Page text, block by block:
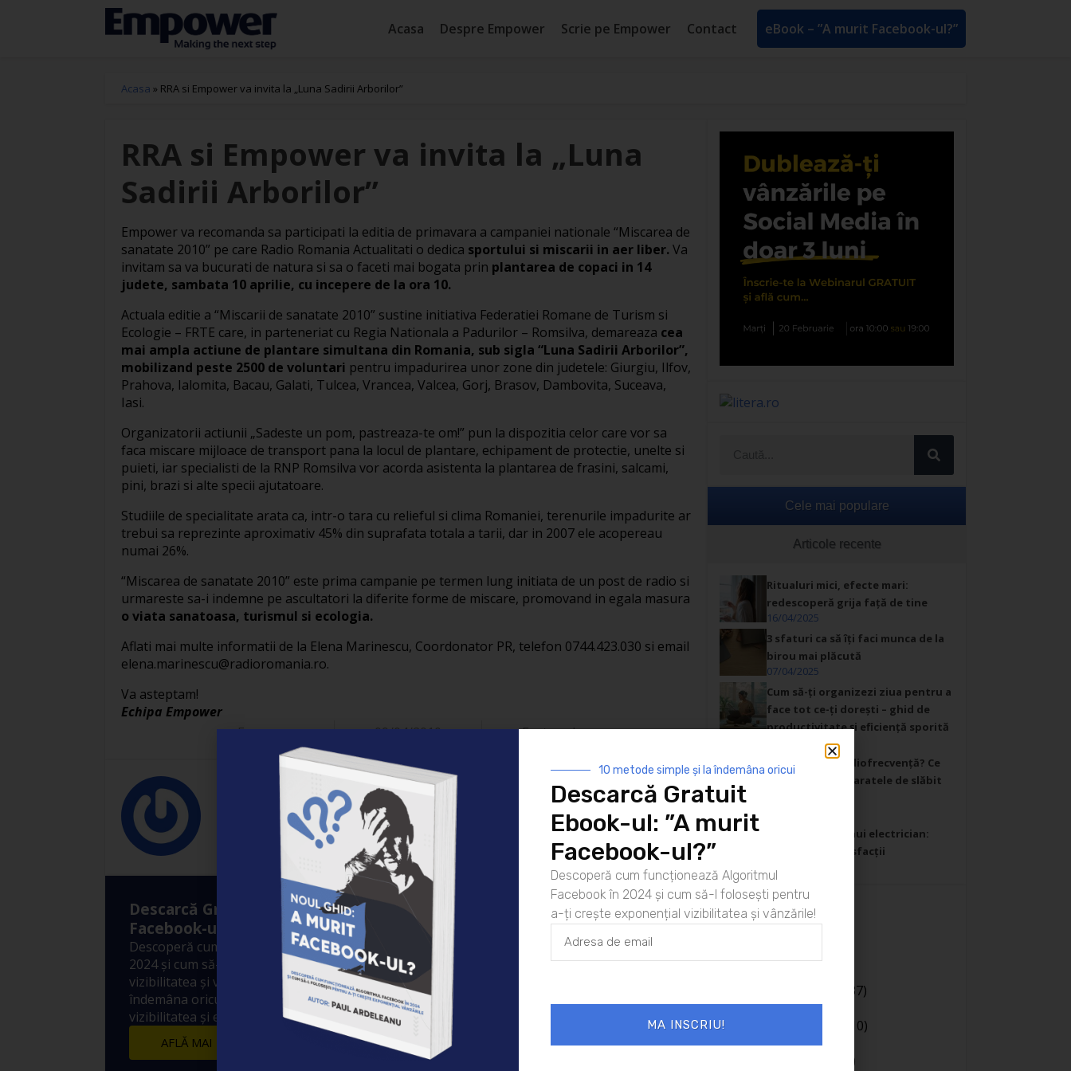
Acasa Despre Empower Scrie pe Empower Contact eBook – ”A murit Facebook-ul?”
Acasa » RRA si Empower va invita la „Luna Sadirii Arborilor”
RRA si Empower va invita la „Luna
Sadirii Arborilor”
Empower va recomanda sa participati la editia de primavara a campaniei nationale “Miscarea de
sanatate 2010” pe care Radio Romania Actualitati o dedica sportului si miscarii in aer liber. Va
invitam sa va bucurati de natura si sa o faceti mai bogata prin plantarea de copaci in 14
judete, sambata 10 aprilie, cu incepere de la ora 10.
Actuala editie a “Miscarii de sanatate 2010” sustine initiativa Federatiei Romane de Turism si
Ecologie – FRTE care, in parteneriat cu Regia Nationala a Padurilor – Romsilva, demareaza cea
mai ampla actiune de plantare simultana din Romania, sub sigla “Luna Sadirii Arborilor”,
mobilizand peste 2500 de voluntari pentru impadurirea unor zone din judetele: Giurgiu, Ilfov,
Prahova, Ialomita, Bacau, Galati, Tulcea, Vrancea, Valcea, Gorj, Brasov, Dambovita, Suceava,
Iasi.
Organizatorii actiunii „Sadeste un pom, pastreaza-te om!” pun la dispozitia celor care vor sa
faca miscare mijloace de transport pana la locul de plantare, echipament de protectie, unelte si
puieti, iar specialisti de la RNP Romsilva vor acorda asistenta la plantarea de frasini, salcami,
pini, brazi si alte specii ajutatoare.
Studiile de specialitate arata ca, intr-o tara cu relieful si clima Romaniei, terenurile impadurite ar
trebui sa reprezinte aproximativ 45% din suprafata totala a tarii, dar in 2007 ele acopereau
numai 26%.
“Miscarea de sanatate 2010” este prima campanie pe termen lung initiata de un post de radio si
urmareste sa-i indemne pe ascultatori la diferite forme de miscare, promovand in egala masura
o viata sanatoasa, turismul si ecologia.
Aflati mai multe informatii de la Elena Marinescu, Coordonator PR, telefon 0744.423.030 si email
elena.marinescu@radioromania.ro.
Va asteptam!
Echipa Empower
Empower
09/04/2010 Featured
Empower
Descarcă Gratuit Ebook-ul: ”A murit
Facebook-ul?”
Descoperă cum funcționează Algoritmul Facebook în
2024 și cum să-l folosești pentru a-ți crește exponențial
vizibilitatea și vânzările! 10 metode simple și la
îndemâna oricui prin care să crești exponențial
vizibilitatea și engagement-ul postărilor tale.
AFLĂ MAI MULTE
Cele mai populare
Articole recente
Ritualuri mici, efecte mari:
redescoperă grija față de tine
16/04/2025
3 sfaturi ca să îți faci munca de la
birou mai plăcută
07/04/2025
Cum să-ți organizezi ziua pentru a
face tot ce-ți dorești – ghid de
productivitate și eficiență sporită
Cavitație sau radiofrecvență? Ce
să știi despre aparatele de slăbit
Ziua din viața unui electrician:
Provocări și satisfacții
Categorii
(37)
Cariera(130)
(10)
Coaching(141)
(106)
10 metode simple și la îndemâna oricui
Descarcă Gratuit
Ebook-ul: ”A murit
Facebook-ul?”
Descoperă cum funcționează Algoritmul
Facebook în 2024 și cum să-l folosești pentru
a-ți crește exponențial vizibilitatea și vânzările!
MA INSCRIU!